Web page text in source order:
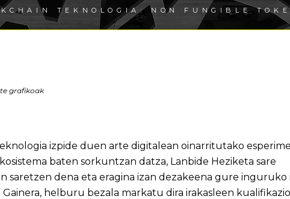
TEKNOLOGIA: NON FUNGIBLE
grafikoak
izpide duen arte digitalean oinarritutako
baten sorkuntzan datza, Lanbide Heziketa sare
saretzen dena eta eragina izan dezakeena gure inguruko
helburu bezala markatu dira irakasleen